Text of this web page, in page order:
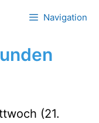
Navigation
(21.